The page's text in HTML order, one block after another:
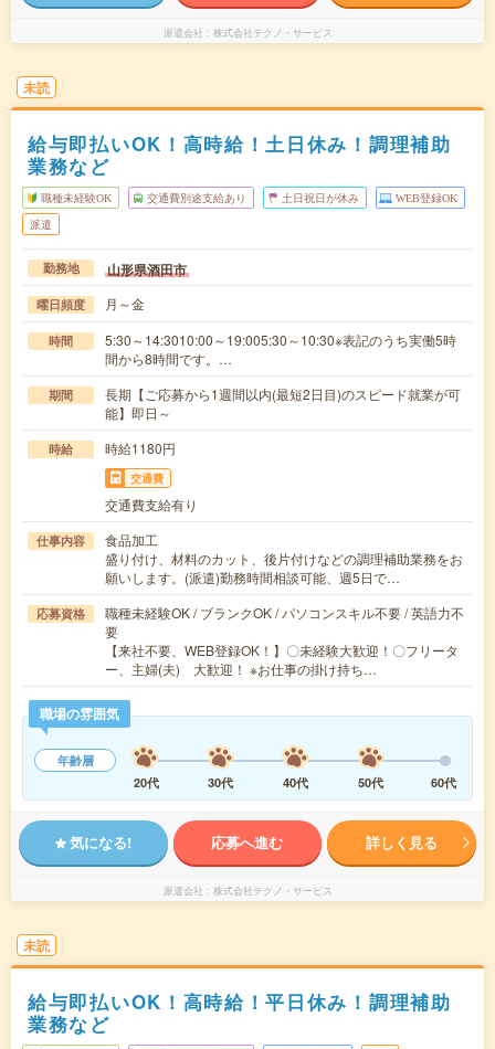
派遣会社 株式会社テクノ・サービス
未読
給与即払いOK！高時給！土日休み！調理補助
業務など
職種未経験OK 交通費別途支給あり 土日祝日が休み WEB登録OK
派遣
勤務地 山形県酒田市
曜日頻度 月～金
時間
5:30～14:3010:00～19:005:30～10:30※表記のうち実働5時
間から8時間です。…
期間
長期【ご応募から1週間以内(最短2日目)のスピード就業が可
能】即日～
時給 時給1180円
交通費
交通費支給有り
仕事内容
食品加工
盛り付け、材料のカット、後片付けなどの調理補助業務をお
願いします。(派遣)勤務時間相談可能、週5日で…
応募資格
職種未経験OK / ブランクOK / パソコンスキル不要 / 英語力不
要
【来社不要、WEB登録OK！】〇未経験大歓迎！〇フリータ
ー、主婦(夫) 大歓迎！ ※お仕事の掛け持ち…
職場の雰囲気
年齢層
20代
30代 40代 50代 60代
気になる! 応募へ進む 詳しく見る
派遣会社 株式会社テクノ・サービス
未読
給与即払いOK！高時給！平日休み！調理補助
業務など